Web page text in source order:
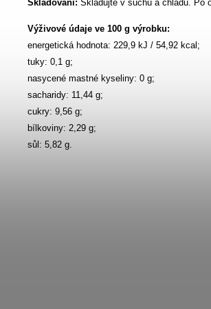
Skladování: Skladujte v suchu a chladu. Po
Výživové údaje ve 100 g výrobku:
energetická hodnota: 229,9 kJ / 54,92 kcal;
tuky: 0,1 g;
nasycené mastné kyseliny: 0 g;
sacharidy: 11,44 g;
cukry: 9,56 g;
bílkoviny: 2,29 g;
sůl: 5,82 g.